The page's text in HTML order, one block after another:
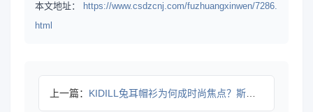
本文地址：
https://www.csdzcnj.com/fuzhuangxinwen/7286.
html
上一篇： KIDILL兔耳帽衫为何成时尚焦点？斯文背后的文化碰撞